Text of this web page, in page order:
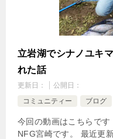
立岩湖でシナノユキ
れた話
更新日：
公開日：
コミュニティー
ブログ
今回の動画はこちらで
NFG宮崎です。 最近更